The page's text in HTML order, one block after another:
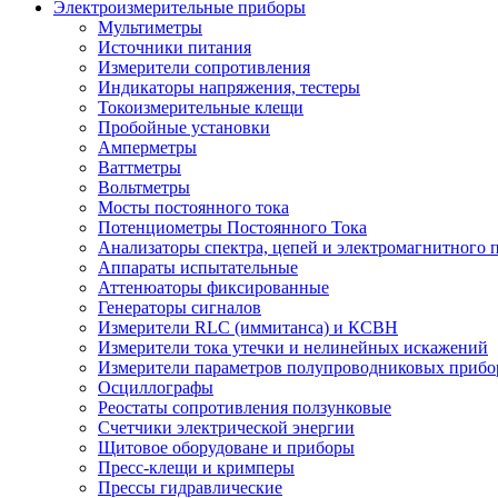
Электроизмерительные приборы
Мультиметры
Источники питания
Измерители сопротивления
Индикаторы напряжения, тестеры
Токоизмерительные клещи
Пробойные установки
Амперметры
Ваттметры
Вольтметры
Мосты постоянного тока
Потенциометры Постоянного Тока
Анализаторы спектра, цепей и электромагнитного
Аппараты испытательные
Аттенюаторы фиксированные
Генераторы сигналов
Измерители RLC (иммитанса) и КСВН
Измерители тока утечки и нелинейных искажений
Измерители параметров полупроводниковых
Осциллографы
Реостаты сопротивления ползунковые
Счетчики электрической энергии
Щитовое оборудоване и приборы
Пресс-клещи и кримперы
Прессы гидравлические